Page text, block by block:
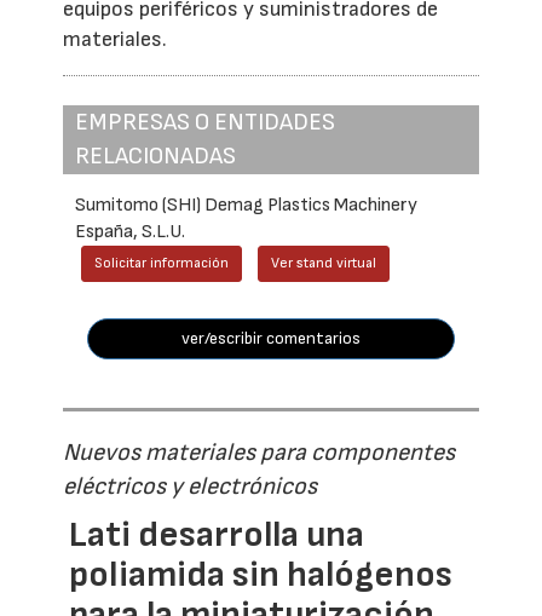
equipos periféricos y suministradores de
materiales.
EMPRESAS O ENTIDADES
RELACIONADAS
Sumitomo (SHI) Demag Plastics Machinery
España, S.L.U.
Solicitar información Ver stand virtual
ver/escribir comentarios
Nuevos materiales para componentes
eléctricos y electrónicos
Lati desarrolla una
poliamida sin halógenos